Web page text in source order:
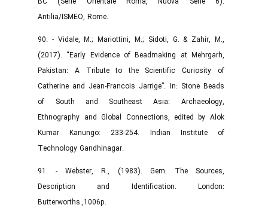
Antilia/ISMEO, Rome.‌
90. - Vidale, M.; Mariottini, M.; Sidoti, G. & Zahir, M.,
(2017). “Early Evidence of Beadmaking at Mehrgarh,
Pakistan: A Tribute to the Scientific Curiosity of
Catherine and Jean-Francois Jarrige”. In: Stone Beads
of South and Southeast Asia: Archaeology,
Ethnography and Global Connections, edited by Alok
Kumar Kanungo: 233-254. Indian Institute of
Technology Gandhinagar.
91. - Webster, R., (1983). Gem: The Sources,
Description and Identification. London:
Butterworths.,1006p.